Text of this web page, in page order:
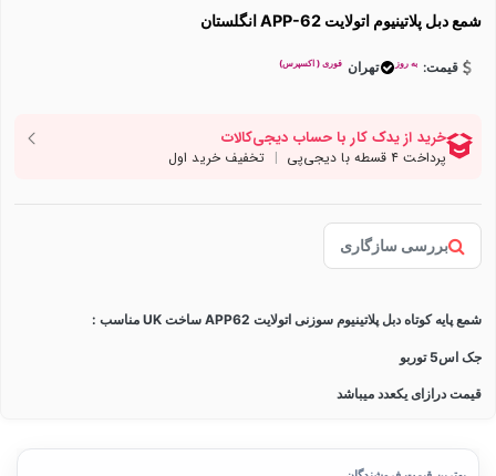
شمع دبل پلاتینیوم اتولایت APP-62 انگلستان
قیمت: به روز تهران فوری ( اکسپرس)
بررسی سازگاری
شمع پایه کوتاه دبل پلاتینیوم سوزنی اتولایت APP62 ساخت UK مناسب :
جک اس5 توربو
قیمت درازای یکعدد میباشد